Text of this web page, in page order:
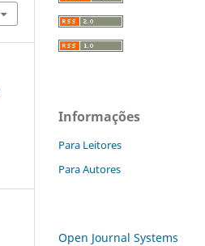
Informações
Para Leitores
Para Autores
Open Journal Systems